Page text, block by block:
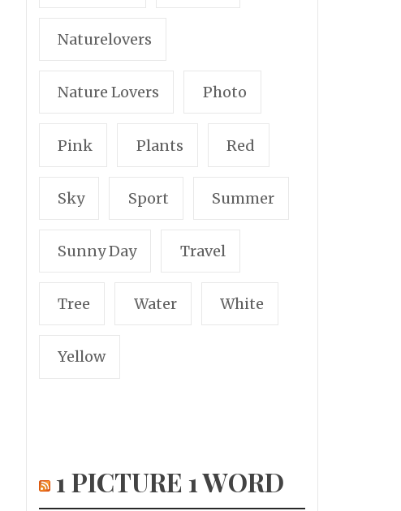
Naturelovers
Nature Lovers Photo
Pink Plants Red
Sky Sport Summer
Sunny Day Travel
Tree Water White
Yellow
1 PICTURE 1 WORD